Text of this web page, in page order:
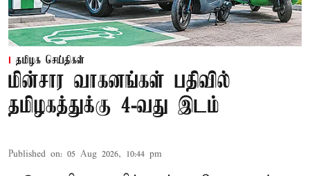
தமிழக செய்திகள்
மின்சார வாகனங்கள் பதிவில்
தமிழகத்துக்கு 4-வது இடம்
Published on: 05 Aug 2026, 10:44 pm